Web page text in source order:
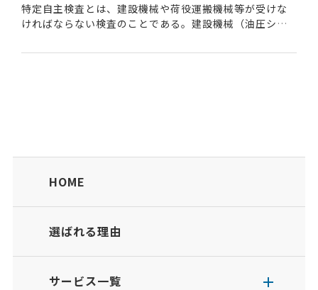
特定自主検査とは、建設機械や荷役運搬機械等が受けな
ければならない検査のことである。建設機械（油圧ショ
高所作業車等は、労働安全衛生法により定期自主検査が...
HOME
選ばれる理由
サービス一覧